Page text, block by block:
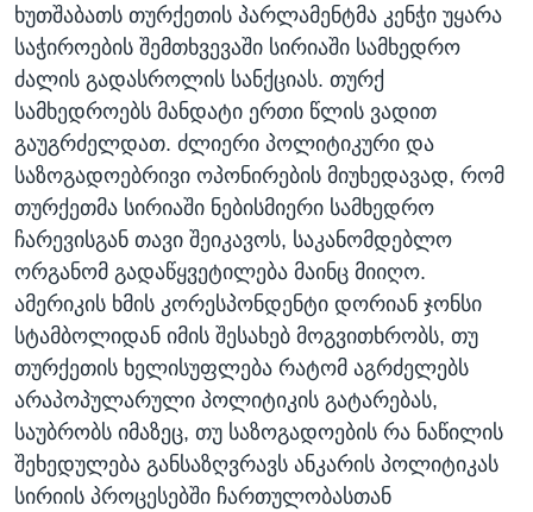
ხუთშაბათს თურქეთის პარლამენტმა კენჭი უყარა
საჭიროების შემთხვევაში სირიაში სამხედრო
ძალის გადასროლის სანქციას. თურქ
სამხედროებს მანდატი ერთი წლის ვადით
გაუგრძელდათ. ძლიერი პოლიტიკური და
საზოგადოებრივი ოპონირების მიუხედავად, რომ
თურქეთმა სირიაში ნებისმიერი სამხედრო
ჩარევისგან თავი შეიკავოს, საკანომდებლო
ორგანომ გადაწყვეტილება მაინც მიიღო.
ამერიკის ხმის კორესპონდენტი დორიან ჯონსი
სტამბოლიდან იმის შესახებ მოგვითხრობს, თუ
თურქეთის ხელისუფლება რატომ აგრძელებს
არაპოპულარული პოლიტიკის გატარებას,
საუბრობს იმაზეც, თუ საზოგადოების რა ნაწილის
შეხედულება განსაზღვრავს ანკარის პოლიტიკას
სირიის პროცესებში ჩართულობასთან